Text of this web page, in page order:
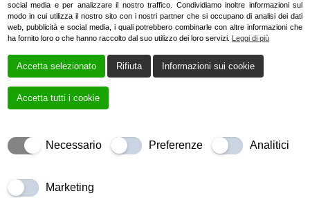
+39 3487375491
Via Lidia, 49, 00183 Roma RM, Italia
social media e per analizzare il nostro traffico. Condividiamo inoltre informazioni sul
modo in cui utilizza il nostro sito con i nostri partner che si occupano di analisi dei dati
web, pubblicità e social media, i quali potrebbero combinarle con altre informazioni che
ha fornito loro o che hanno raccolto dal suo utilizzo dei loro servizi. Leggi di più
Accetta selezionato Rifiuta Informazioni sui cookie
Accetta tutti i cookie
Necessario Preferenze Analitici
Marketing